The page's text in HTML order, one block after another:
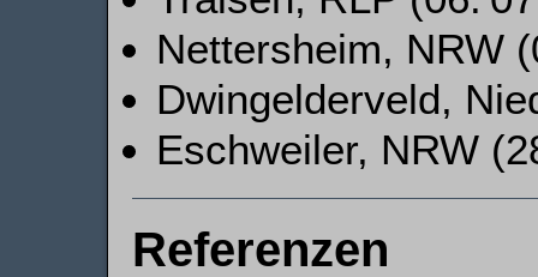
Nettersheim, NRW
Dwingelderveld,
Eschweiler, NRW
Referenzen